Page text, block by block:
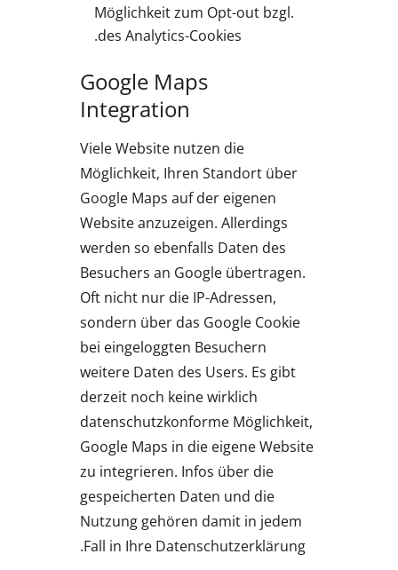
Möglichkeit zum Opt-out bzgl.
des Analytics-Cookies.
Google Maps
Integration
Viele Website nutzen die
Möglichkeit, Ihren Standort über
Google Maps auf der eigenen
Website anzuzeigen. Allerdings
werden so ebenfalls Daten des
Besuchers an Google übertragen.
Oft nicht nur die IP-Adressen,
sondern über das Google Cookie
bei eingeloggten Besuchern
weitere Daten des Users. Es gibt
derzeit noch keine wirklich
datenschutzkonforme Möglichkeit,
Google Maps in die eigene Website
zu integrieren. Infos über die
gespeicherten Daten und die
Nutzung gehören damit in jedem
Fall in Ihre Datenschutzerklärung.